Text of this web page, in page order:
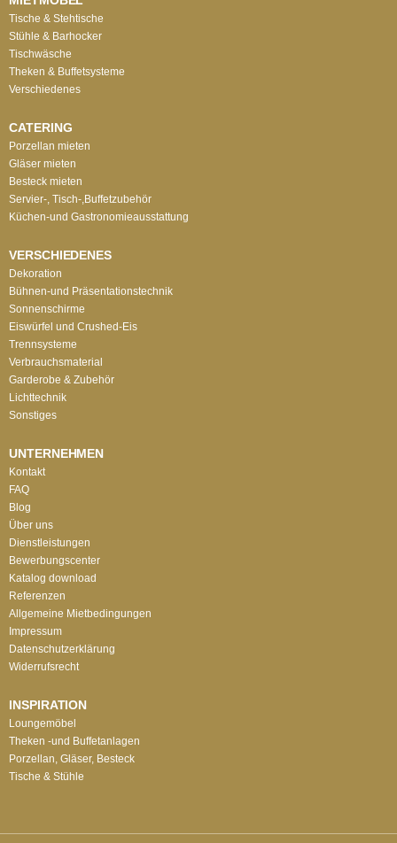
Tische & Stehtische
Stühle & Barhocker
Tischwäsche
Theken & Buffetsysteme
Verschiedenes
CATERING
Porzellan mieten
Gläser mieten
Besteck mieten
Servier-, Tisch-,Buffetzubehör
Küchen-und Gastronomieausstattung
VERSCHIEDENES
Dekoration
Bühnen-und Präsentationstechnik
Sonnenschirme
Eiswürfel und Crushed-Eis
Trennsysteme
Verbrauchsmaterial
Garderobe & Zubehör
Lichttechnik
Sonstiges
UNTERNEHMEN
Kontakt
FAQ
Blog
Über uns
Dienstleistungen
Bewerbungscenter
Katalog download
Referenzen
Allgemeine Mietbedingungen
Impressum
Datenschutzerklärung
Widerrufsrecht
INSPIRATION
Loungemöbel
Theken -und Buffetanlagen
Porzellan, Gläser, Besteck
Tische & Stühle